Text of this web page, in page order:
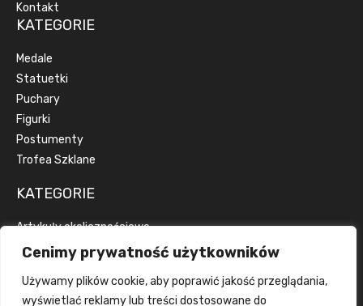
Cenimy prywatność użytkowników
Używamy plików cookie, aby poprawić jakość przeglądania,
wyświetlać reklamy lub treści dostosowane do
Kontakt
KATEGORIE
Medale
Statuetki
Puchary
Figurki
Postumenty
Trofea Szklane
KATEGORIE
Artykuły okolicznościowe
Artykuły reklamowe
Emblematy